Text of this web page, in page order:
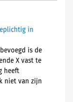
in
is de
X vast te
heeft
niet van zijn